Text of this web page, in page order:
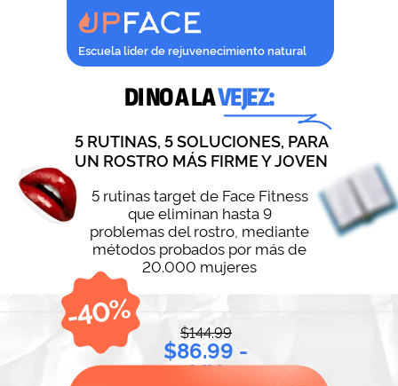
Escuela líder de rejuvenecimiento natural
DI NO A LAVEJEZ:
5 RUTINAS, 5 SOLUCIONES, PARA
UN ROSTRO MÁS FIRME Y JOVEN
$86.99 -
MX
$144.99
5 rutinas target de Face Fitness
que eliminan hasta 9
problemas del rostro, mediante
métodos probados por más de
20.000 mujeres